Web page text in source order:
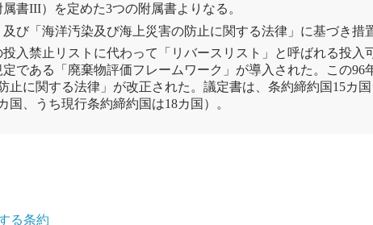
書III）を定めた3つの附属書よりなる。
及び「海洋汚染及び海上災害の防止に関する法律 」に基づき措
入禁止リストに代わって「リバースリスト」と呼ばれる投
である「 廃棄物評価フレームワーク」が導入された。この
止に関する法律 」が改正された。議定書は、条約締約国15カ
国、うち現行条約締約国は18カ国）。
る条約